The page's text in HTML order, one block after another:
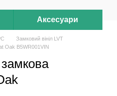
Аксесуари
Замковий вініл LVT
Oak B5WR001VIN
замкова